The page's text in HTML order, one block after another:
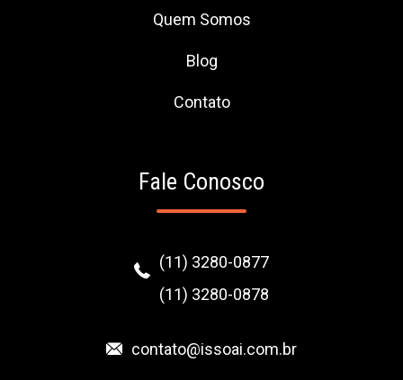
Quem Somos
Blog
Contato
Fale Conosco
(11) 3280-0877
(11) 3280-0878
contato@issoai.com.br